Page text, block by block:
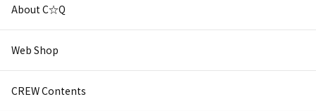
About C☆Q
Web Shop
CREW Contents